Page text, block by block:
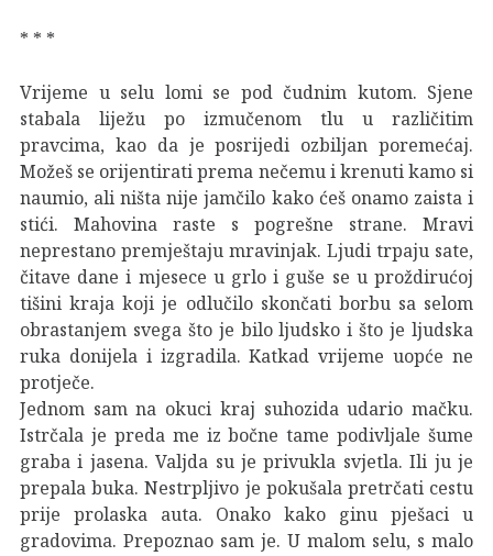
* * *
Vrijeme u selu lomi se pod čudnim kutom. Sjene
stabala liježu po izmučenom tlu u različitim
pravcima, kao da je posrijedi ozbiljan poremećaj.
Možeš se orijentirati prema nečemu i krenuti kamo si
naumio, ali ništa nije jamčilo kako ćeš onamo zaista i
stići. Mahovina raste s pogrešne strane. Mravi
neprestano premještaju mravinjak. Ljudi trpaju sate,
čitave dane i mjesece u grlo i guše se u proždirućoj
tišini kraja koji je odlučilo skončati borbu sa selom
obrastanjem svega što je bilo ljudsko i što je ljudska
ruka donijela i izgradila. Katkad vrijeme uopće ne
protječe.
Jednom sam na okuci kraj suhozida udario mačku.
Istrčala je preda me iz bočne tame podivljale šume
graba i jasena. Valjda su je privukla svjetla. Ili ju je
prepala buka. Nestrpljivo je pokušala pretrčati cestu
prije prolaska auta. Onako kako ginu pješaci u
gradovima. Prepoznao sam je. U malom selu, s malo